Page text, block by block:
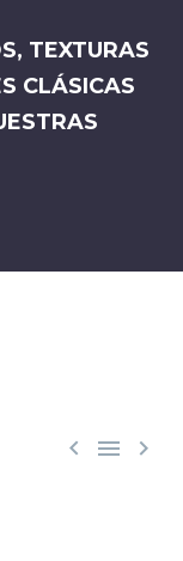
TEXTURAS
CLÁSICAS
  